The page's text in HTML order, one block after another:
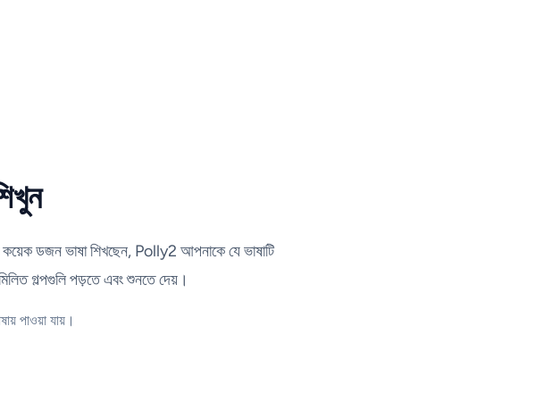
কয়েক ডজন ভাষা শিখছেন, Polly2 আপনাকে যে ভাষাটি
গল্পগুলি পড়তে এবং শুনতে দেয়।
পাওয়া যায়।